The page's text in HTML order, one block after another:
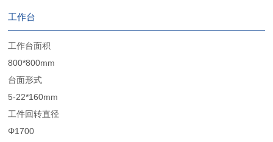
工作台
工作台面积
800*800mm
台面形式
5-22*160mm
工件回转直径
Φ1700